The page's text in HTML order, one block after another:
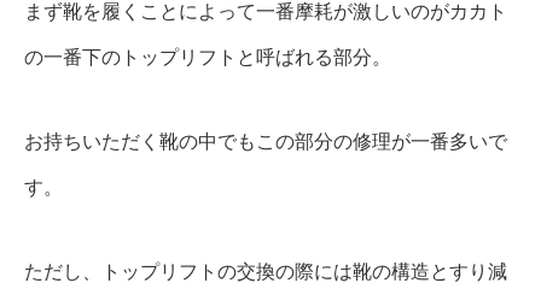
まず靴を履くことによって一番摩耗が激しいのがカカト
の一番下のトップリフトと呼ばれる部分。
お持ちいただく靴の中でもこの部分の修理が一番多いで
す。
ただし、トップリフトの交換の際には靴の構造とすり減